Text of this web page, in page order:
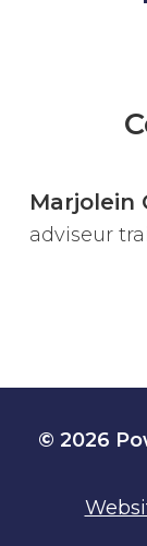
Marjolein
adviseur
© 2026